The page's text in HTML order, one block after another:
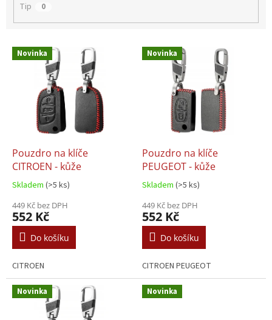
Tip 0
V
ů
Novinka
Pouzdro na klíče
CITROEN - kůže
Skladem (>5 ks)
449 Kč bez DPH
552 Kč
Do košíku
CITROEN
Novinka
Pouzdro na klíče
PEUGEOT - kůže
Skladem (>5 ks)
449 Kč bez DPH
552 Kč
Do košíku
CITROEN PEUGEOT
Novinka Novinka